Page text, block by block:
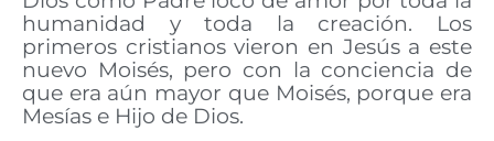
humanidad y toda la creación. Los
primeros cristianos vieron en Jesús a este
nuevo Moisés, pero con la conciencia de
que era aún mayor que Moisés, porque era
Mesías e Hijo de Dios.